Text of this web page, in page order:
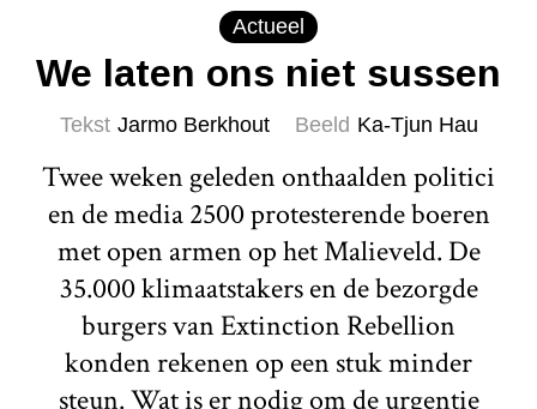
Actueel
We laten ons niet sussen
Tekst Jarmo Berkhout Beeld Ka-Tjun Hau
Twee weken geleden onthaalden politici
en de media 2500 protesterende boeren
met open armen op het Malieveld. De
35.000 klimaatstakers en de bezorgde
burgers van Extinction Rebellion
konden rekenen op een stuk minder
steun. Wat is er nodig om de urgentie